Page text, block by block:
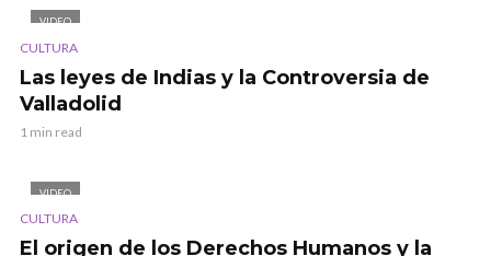
VIDEO
CULTURA
Las leyes de Indias y la Controversia de
Valladolid
1 min read
VIDEO
CULTURA
El origen de los Derechos Humanos y la